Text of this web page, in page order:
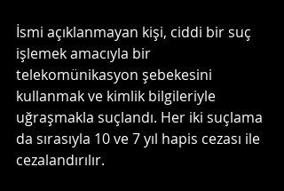
İsmi açıklanmayan kişi, ciddi bir suç
işlemek amacıyla bir
telekomünikasyon şebekesini
kullanmak ve kimlik bilgileriyle
uğraşmakla suçlandı. Her iki suçlama
da sırasıyla 10 ve 7 yıl hapis cezası ile
cezalandırılır.